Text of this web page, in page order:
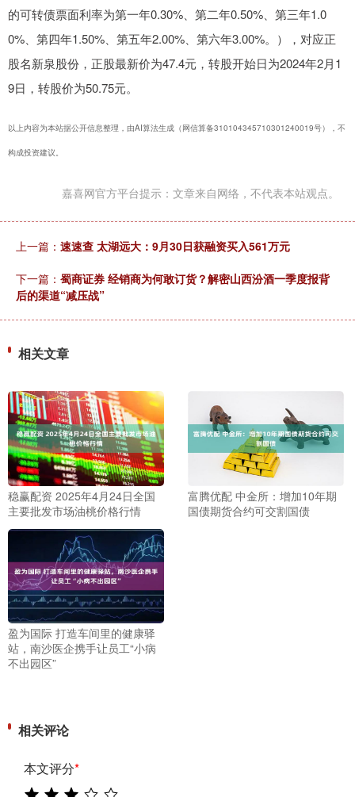
的可转债票面利率为第一年0.30%、第二年0.50%、第三年1.0
0%、第四年1.50%、第五年2.00%、第六年3.00%。），对应正
股名新泉股份，正股最新价为47.4元，转股开始日为2024年2月1
9日，转股价为50.75元。
以上内容为本站据公开信息整理，由AI算法生成（网信算备310104345710301240019号），不
构成投资建议。
嘉喜网官方平台提示：文章来自网络，不代表本站观点。
上一篇： 速速查 太湖远大：9月30日获融资买入561万元
下一篇： 蜀商证券 经销商为何敢订货？解密山西汾酒一季度报背
后的渠道“减压战”
相关文章
稳赢配资 2025年4月24日全国
主要批发市场油桃价格行情
富腾优配 中金所：增加10年期
国债期货合约可交割国债
盈为国际 打造车间里的健康驿
站，南沙医企携手让员工“小病
不出园区”
相关评论
本文评分*